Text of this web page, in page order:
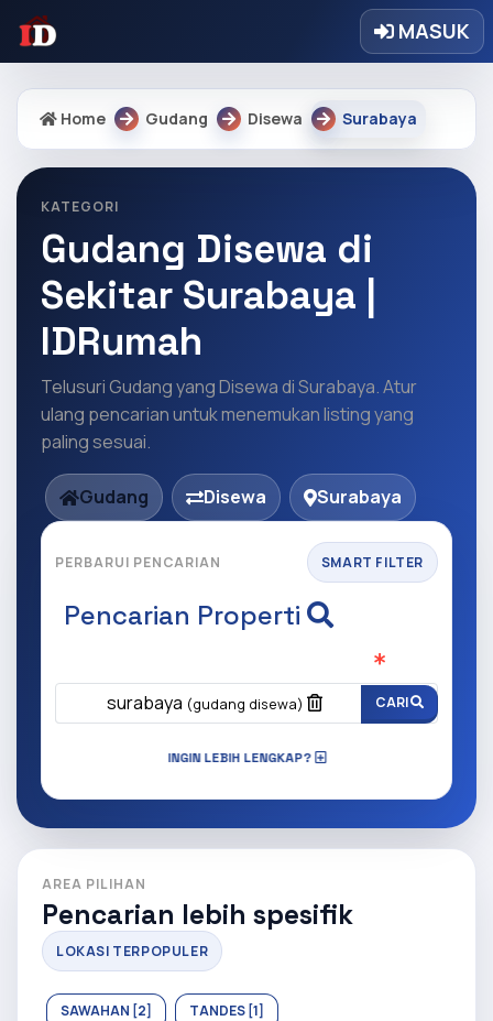
MASUK
Home Gudang Disewa Surabaya
KATEGORI
Gudang Disewa di
Sekitar Surabaya |
IDRumah
Telusuri Gudang yang Disewa di Surabaya. Atur
ulang pencarian untuk menemukan listing yang
paling sesuai.
Gudang Disewa Surabaya
PERBARUI PENCARIAN SMART FILTER
Pencarian Properti
surabaya (gudang disewa) CARI
INGIN LEBIH LENGKAP?
AREA PILIHAN
Pencarian lebih spesifik
LOKASI TERPOPULER
SAWAHAN [2] TANDES [1]